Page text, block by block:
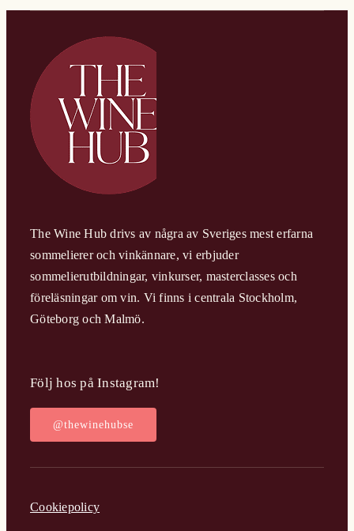
The Wine Hub drivs av några av Sveriges mest erfarna
sommelierer och vinkännare, vi erbjuder
sommelierutbildningar, vinkurser, masterclasses och
föreläsningar om vin. Vi finns i centrala Stockholm,
Göteborg och Malmö.
Följ hos på Instagram!
@thewinehubse
Cookiepolicy